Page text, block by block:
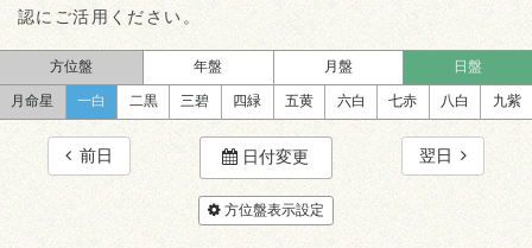
認にご活用ください。
方位盤 年盤 月盤 日盤
月命星 一白 二黒 三碧 四緑 五黄 六白 七赤 八白 九紫
前日 日付変更 翌日
方位盤表示設定